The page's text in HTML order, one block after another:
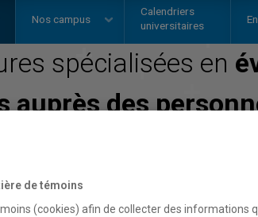
Nos campus
Calendriers
universitaires
spécialisées en
auprès des
Faculté des sciences humaines
de témoins
(cookies) afin de collecter des informations